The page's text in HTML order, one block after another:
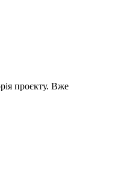
проєкту. Вже